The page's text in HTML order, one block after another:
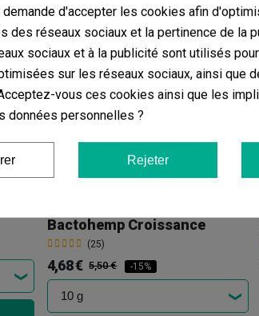
Powder Feeding BioBloom
(4)
5,70 € 6,70 € -15%
Bactohemp Croissance
(25)
4,68 € 5,50 € -15%
demande d'accepter les cookies afin
des réseaux sociaux et la pertinence de la
sociaux et à la publicité sont utilisés
sur les réseaux sociaux, ainsi que
vous ces cookies ainsi que les
données personnelles ?
Rejeter